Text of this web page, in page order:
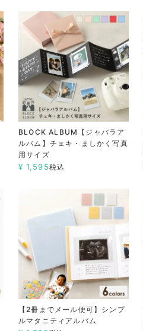
BLOCK ALBUM【ジャバラア
ルバム】チェキ・ましかく写真
用サイズ
¥ 1,595税込
【2冊までメール便可】シンプ
ルマタニティアルバム